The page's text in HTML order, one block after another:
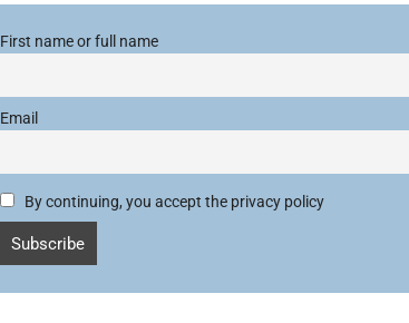
First name or full name
Email
By continuing, you accept the privacy policy